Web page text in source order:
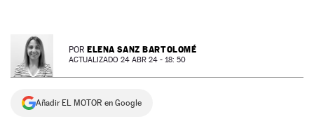
NEWSLETTER POR ELENA SANZ BARTOLOMÉ
ACTUALIZADO 24 ABR 24 - 18: 50
Añadir EL MOTOR en Google